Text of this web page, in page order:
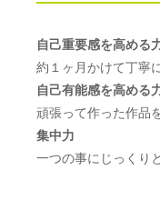
自己重要感を高める
約１ヶ月かけて丁寧
自己有能感を高める
頑張って作った作品
集中力
一つの事にじっくり